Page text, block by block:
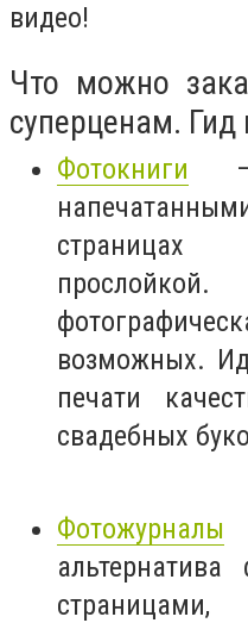
видео!
Что можно
суперценам.
Фотокниги —
возможных.
печати
свадебных
Фотожурналы